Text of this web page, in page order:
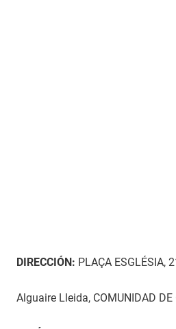
DIRECCIÓN: PLAÇA ESGLÉSIA,
Alguaire Lleida, COMUNIDAD